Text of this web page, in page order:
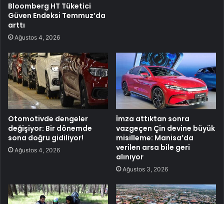
Bloomberg HT Tüketici
Güven Endeksi Temmuz’da
arttı
Ağustos 4, 2026
Otomotivde dengeler
değişiyor: Bir dönemde
sona doğru gidiliyor!
Ağustos 4, 2026
İmza attıktan sonra
vazgeçen Çin devine büyük
misilleme: Manisa’da
verilen arsa bile geri
alınıyor
Ağustos 3, 2026